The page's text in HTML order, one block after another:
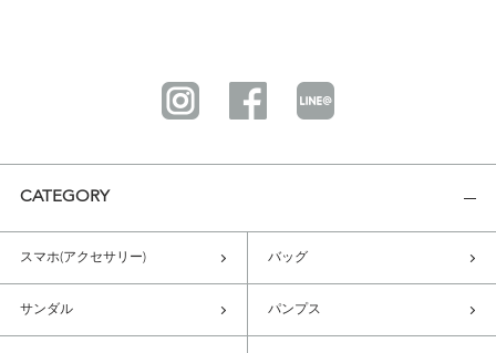
CATEGORY
スマホ(アクセサリー) バッグ
サンダル パンプス